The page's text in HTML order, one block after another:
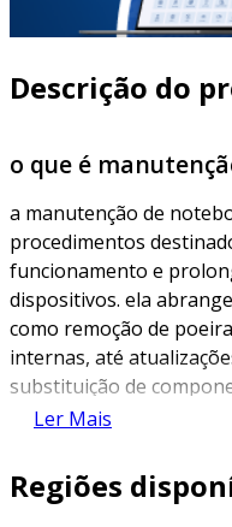
Descrição do
o que é
a manutenção de
procedimentos
funcionamento e
dispositivos. ela
como remoção de
internas, até
substituição de
processo é
operacionais, que
produtividade do
Ler Mais
Regiões